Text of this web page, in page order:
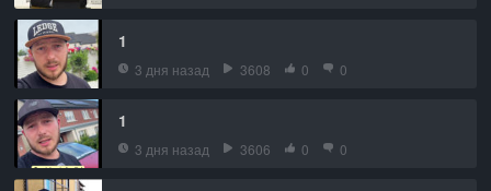
1
3 дня назад 3608 0 0
1
3 дня назад 3606 0 0